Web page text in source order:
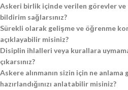
Askeri birlik içinde verilen görevler ve
bildirim sağlarsınız?
Sürekli olarak gelişme ve öğrenme
açıklayabilir misiniz?
Disiplin ihlalleri veya kurallara
çıkarsınız?
Askere alınmanın sizin için ne anlama
hazırlandığınızı anlatabilir misiniz?